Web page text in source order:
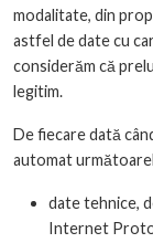
modalitate, din
astfel de date cu
considerăm că
legitim.
De fiecare dată
automat
date tehnice,
Internet